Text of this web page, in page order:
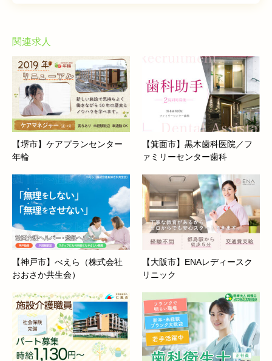
関連求人
【堺市】ケアプランセンター
年輪
【箕面市】黒木歯科医院／フ
ァミリーセンター歯科
【神戸市】べえら（株式会社
おおさか共生会）
【大阪市】ENAレディースク
リニック